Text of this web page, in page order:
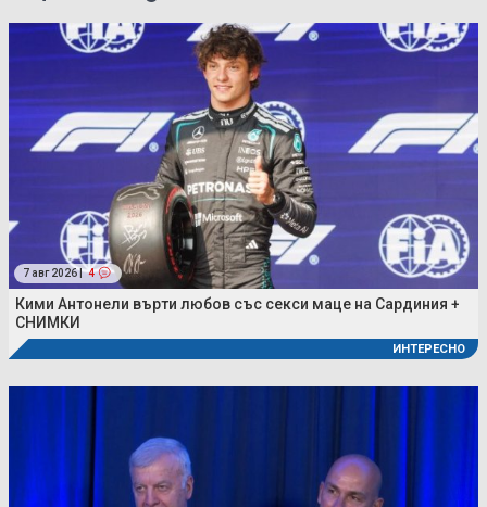
7 авг 2026 | 4
Кими Антонели върти любов със секси маце на Сардиния +
СНИМКИ
ИНТЕРЕСНО